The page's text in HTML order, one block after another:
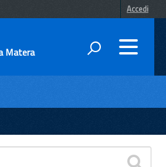
Accedi
Matera